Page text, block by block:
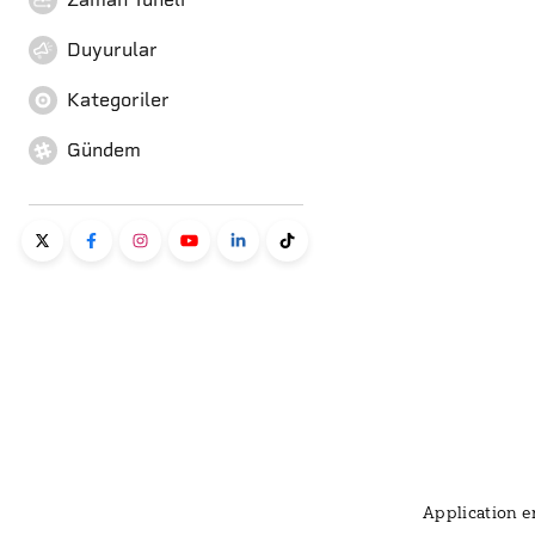
Duyurular
Kategoriler
Gündem
Application